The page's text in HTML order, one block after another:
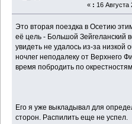
« : 16 Августа
Это вторая поездка в Осетию
её цель - Большой Зейгеланский
увидеть не удалось из-за низкой
ночлег неподалеку от Верхнего
время побродить по
Его я уже выкладывал для
сторон. Распилить еще не успел.